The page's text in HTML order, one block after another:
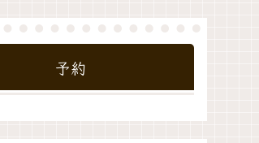
予約